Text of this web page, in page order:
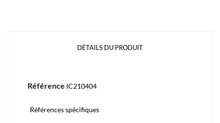
DÉTAILS DU PRODUIT
Référence IC210404
Références spécifiques